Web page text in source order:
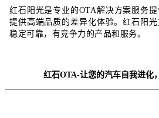
红石阳光是专业的OTA解决方案服务
提供高端品质的差异化体验。红石阳
稳定可靠，有竞争力的产品和服务。
红石OTA-让您的汽车自我进化